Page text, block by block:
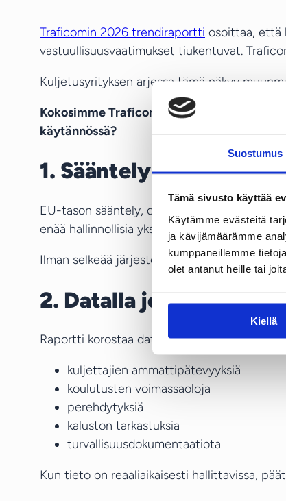
Suostumus
Tämä sivusto käyttää
Käytämme evästeitä
ja kävijämäärämme
kumppaneillemme
olet antanut heille tai
Kiellä
Traficomin 2026 trendiraportti osoittaa, että
vastuullisuusvaatimukset tiukentuvat.
Kuljetusyrityksen arjessa tämä näkyy
Kokosimme Traficomin raportin keskeiset
käytännössä?
1. Sääntely lisääntyy –
EU-tason sääntely, digitaalinen raportointi
enää hallinnollisia yksityiskohtia – ne ovat
Ilman selkeää järjestelmää tieto jää
2. Datalla johtaminen
Raportti korostaa datatalouden ja
kuljettajien ammattipätevyyksiä
koulutusten voimassaoloja
perehdytyksiä
kaluston tarkastuksia
turvallisuusdokumentaatiota
Kun tieto on reaaliaikaisesti hallittavissa,